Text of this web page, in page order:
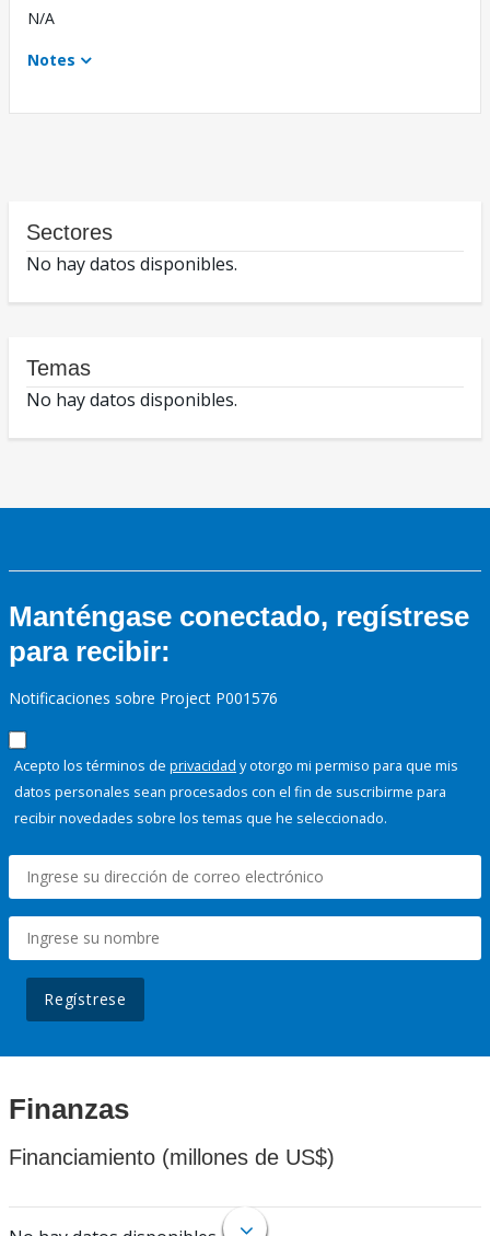
N/A
Notes
Sectores
No hay datos disponibles.
Temas
No hay datos disponibles.
Manténgase conectado, regístrese
para recibir:
Notificaciones sobre Project P001576
Acepto los términos de privacidad y otorgo mi permiso para que mis
datos personales sean procesados con el fin de suscribirme para
recibir novedades sobre los temas que he seleccionado.
Regístrese
Finanzas
Financiamiento (millones de US$)